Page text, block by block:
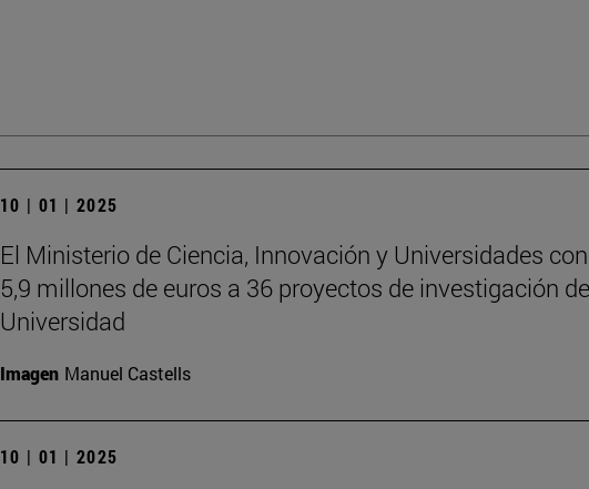
10 | 01 | 2025
El Ministerio de Ciencia, Innovación y Universidades
5,9 millones de euros a 36 proyectos de investigación
Universidad
Imagen Manuel Castells
10 | 01 | 2025